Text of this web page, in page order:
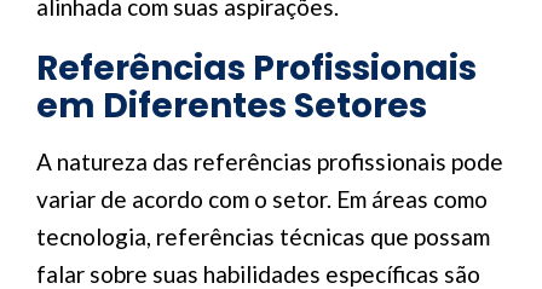
alinhada com suas aspirações.
Referências Profissionais
em Diferentes Setores
A natureza das referências profissionais pode
variar de acordo com o setor. Em áreas como
tecnologia, referências técnicas que possam
falar sobre suas habilidades específicas são